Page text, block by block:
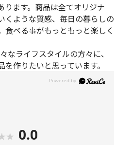
ります。商品は全てオリジナ
くような質感、毎日の暮らしの
食べる事がもっともっと楽しく
ライフスタイルの方々に、
作りたいと思っています。
0.0